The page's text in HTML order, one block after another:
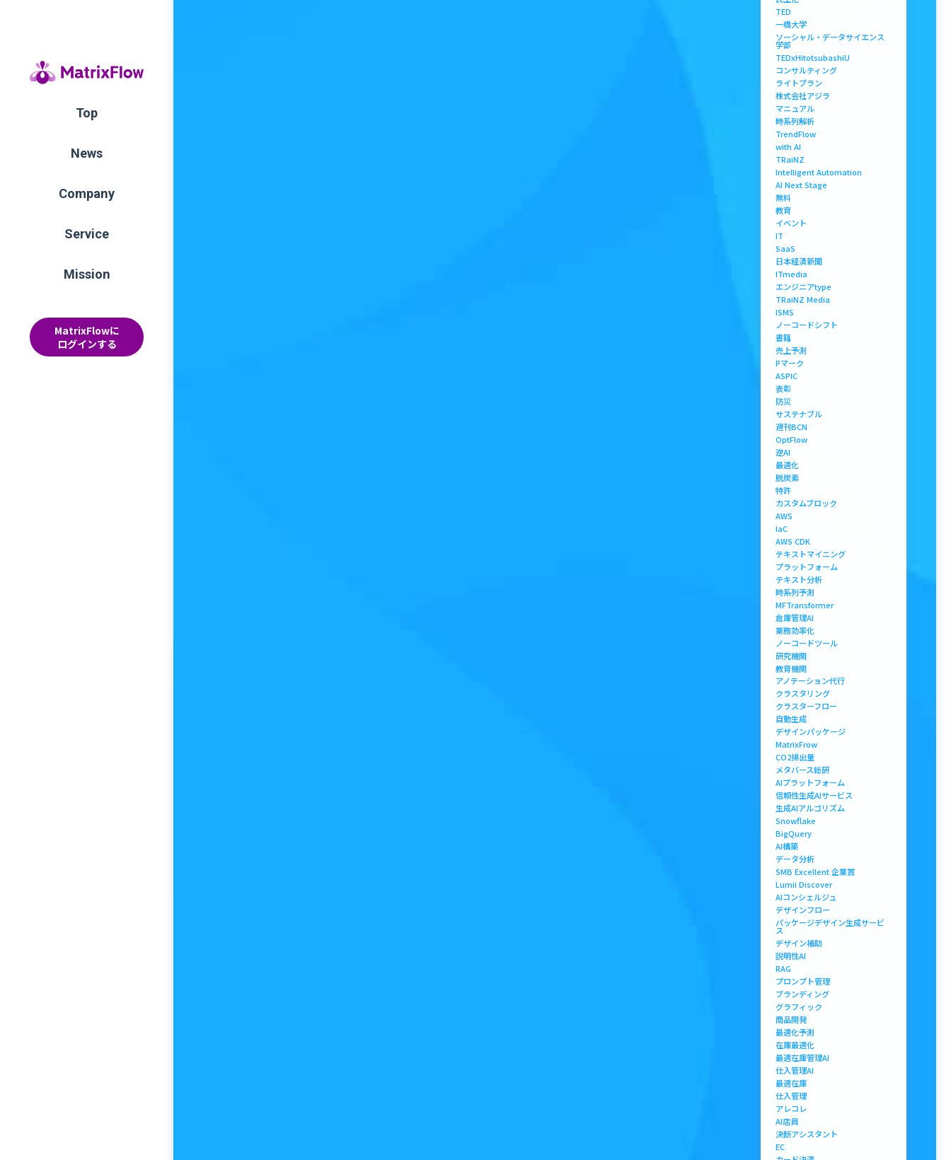
Top
News
Company
Service
Mission
MatrixFlowに
ログインする
TED
一橋大学
ソーシャル・データサイエンス
学部
TEDxHitotsubashiU
コンサルティング
ライトプラン
株式会社アジラ
マニュアル
時系列解析
TrendFlow
with AI
TRaiNZ
Intelligent Automation
AI Next Stage
無料
教育
イベント
IT
SaaS
日本経済新聞
ITmedia
エンジニアtype
TRaiNZ Media
ISMS
ノーコードシフト
書籍
売上予測
Pマーク
ASPIC
表彰
防災
サステナブル
週刊BCN
OptFlow
逆AI
最適化
脱炭素
特許
カスタムブロック
AWS
IaC
AWS CDK
テキストマイニング
プラットフォーム
テキスト分析
時系列予測
MFTransformer
倉庫管理AI
業務効率化
ノーコードツール
研究機関
教育機関
アノテーション代行
クラスタリング
クラスターフロー
自動生成
デザインパッケージ
MatrixFrow
CO2排出量
メタバース総研
AIプラットフォーム
信頼性生成AIサービス
生成AIアルゴリズム
Snowflake
BigQuery
AI構築
データ分析
SMB Excellent 企業賞
Lumii Discover
AIコンシェルジュ
デザインフロー
パッケージデザイン生成サービ
ス
デザイン補助
説明性AI
RAG
プロンプト管理
ブランディング
グラフィック
商品開発
最適化予測
在庫最適化
最適在庫管理AI
仕入管理AI
最適在庫
仕入管理
アレコレ
AI店員
決断アシスタント
EC